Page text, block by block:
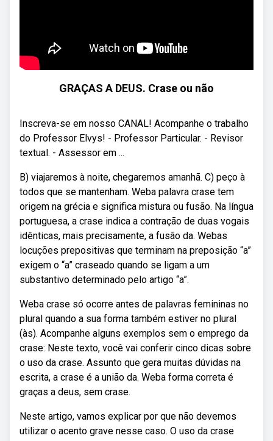
GRAÇAS A DEUS. Crase ou não
Inscreva-se em nosso CANAL! Acompanhe o trabalho
do Professor Elvys! - Professor Particular. - Revisor
textual. - Assessor em ...
B) viajaremos à noite, chegaremos amanhã. C) peço à
todos que se mantenham. Weba palavra crase tem
origem na grécia e significa mistura ou fusão. Na língua
portuguesa, a crase indica a contração de duas vogais
idênticas, mais precisamente, a fusão da. Webas
locuções prepositivas que terminam na preposição “a”
exigem o “a” craseado quando se ligam a um
substantivo determinado pelo artigo “a”.
Weba crase só ocorre antes de palavras femininas no
plural quando a sua forma também estiver no plural
(às). Acompanhe alguns exemplos sem o emprego da
crase: Neste texto, você vai conferir cinco dicas sobre
o uso da crase. Assunto que gera muitas dúvidas na
escrita, a crase é a união da. Weba forma correta é
graças a deus, sem crase.
Neste artigo, vamos explicar por que não devemos
utilizar o acento grave nesse caso. O uso da crase